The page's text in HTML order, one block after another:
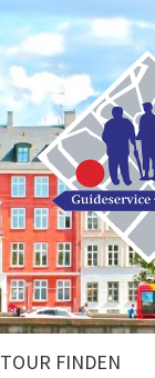
TOUR FINDEN